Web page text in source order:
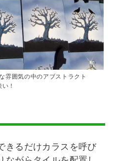
雰囲気の中のアブストラクト
い！
きるだけカラスを呼び